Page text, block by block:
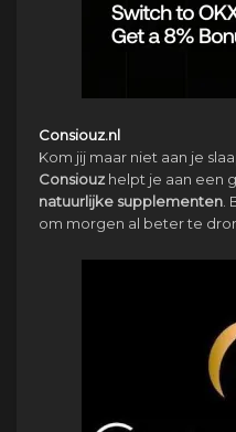
Consiouz.nl
Kom jij maar niet aan je
Consiouz helpt je aan een
natuurlijke supplementen
om morgen al beter te